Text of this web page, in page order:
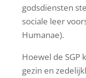
godsdiensten
sociale leer
Humanae).
Hoewel de SGP
gezin en